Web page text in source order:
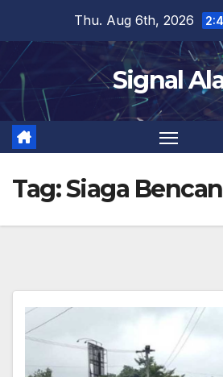
content
Thu. Aug 6th, 2026
Signal
Tag:Siaga